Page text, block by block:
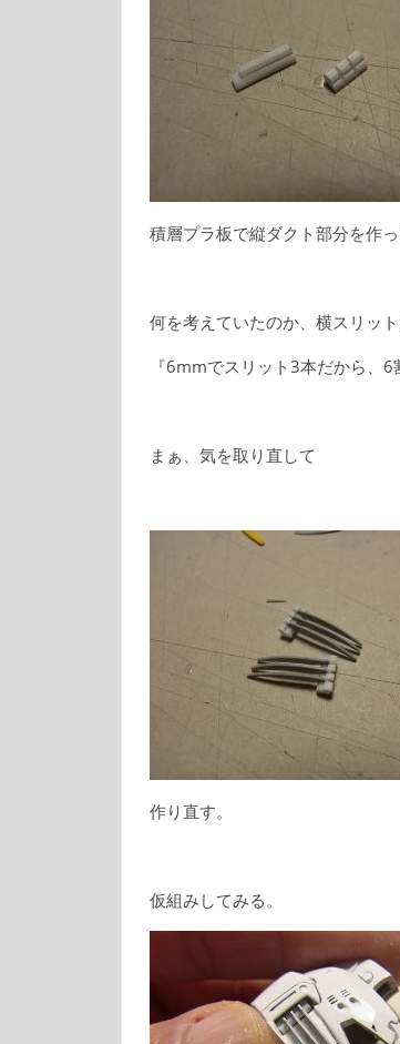
積層プラ板で縦ダクト部分を作
何を考えていたのか、横スリ
『6mmでスリット3本だから、
まぁ、気を取り直して
作り直す。
仮組みしてみる。